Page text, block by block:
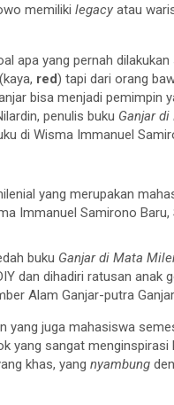
memiliki legacy atau
apa yang pernah dilakukan
red) tapi dari orang
bisa menjadi pemimpin
penulis buku Ganjar
di Wisma Immanuel
yang merupakan
Immanuel Samirono
buku Ganjar di Mata
dan dihadiri ratusan anak
Alam Ganjar-putra
yang juga mahasiswa
yang sangat
khas, yang nyambung